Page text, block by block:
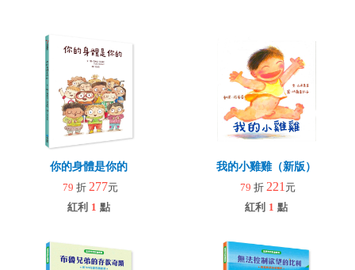
你的身體是你的
79 折 277元
紅利 1 點
我的小雞雞（新版）
79 折 221 元
紅利 1 點